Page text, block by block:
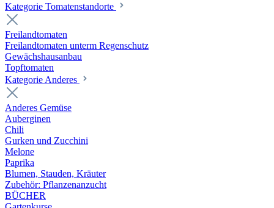
Kategorie Tomatenstandorte
Freilandtomaten
Freilandtomaten unterm Regenschutz
Gewächshausanbau
Topftomaten
Kategorie Anderes
Anderes Gemüse
Auberginen
Chili
Gurken und Zucchini
Melone
Paprika
Blumen, Stauden, Kräuter
Zubehör: Pflanzenanzucht
BÜCHER